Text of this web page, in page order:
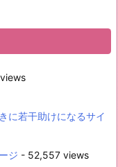
に若干助けになるサイ
ジ - 52,557 views